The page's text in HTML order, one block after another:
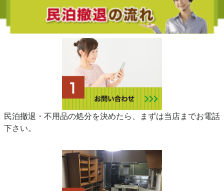
民泊撤退・不用品の処分を決めたら、まずは当店までお電話
下さい。